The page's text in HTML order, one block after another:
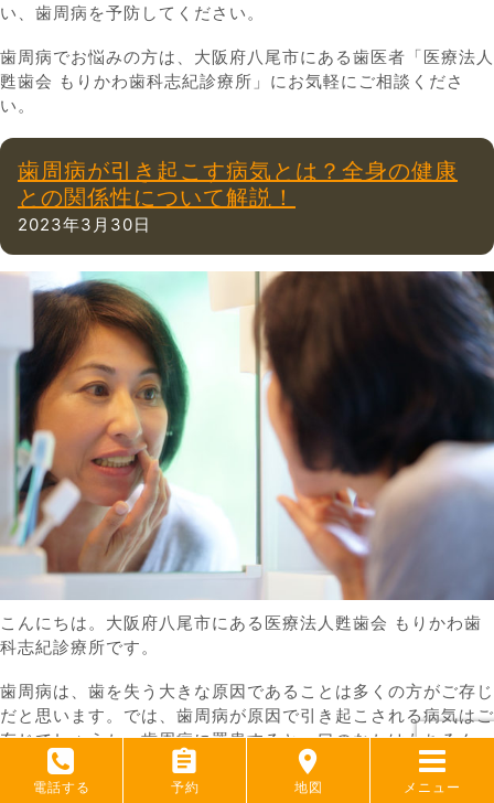
電話する 予約 地図 メニュー
い、歯周病を予防してください。
歯周病でお悩みの方は、大阪府八尾市にある歯医者「医療法人
甦歯会 もりかわ歯科志紀診療所」にお気軽にご相談くださ
い。
歯周病が引き起こす病気とは？全身の健康
との関係性について解説！
2023年3月30日
こんにちは。大阪府八尾市にある医療法人甦歯会 もりかわ歯
科志紀診療所です。
歯周病は、歯を失う大きな原因であることは多くの方がご存じ
だと思います。では、歯周病が原因で引き起こされる病気はご
存じでしょうか。歯周病に罹患すると、口のなかはもちろん、
全身の健康に悪影響を及ぼします。